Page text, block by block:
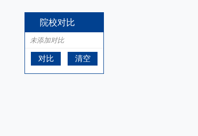
院校对比
未添加对比
对比 清空